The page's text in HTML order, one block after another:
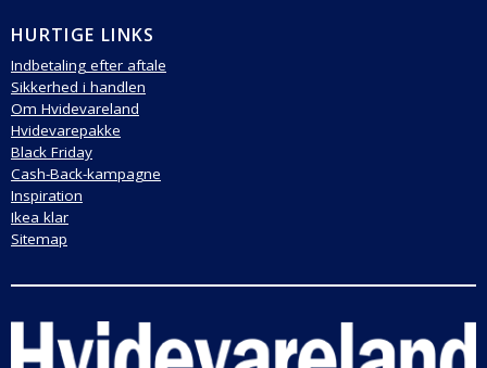
HURTIGE LINKS
Indbetaling efter aftale
Sikkerhed i handlen
Om Hvidevareland
Hvidevarepakke
Black Friday
Cash-Back-kampagne
Inspiration
Ikea klar
Sitemap